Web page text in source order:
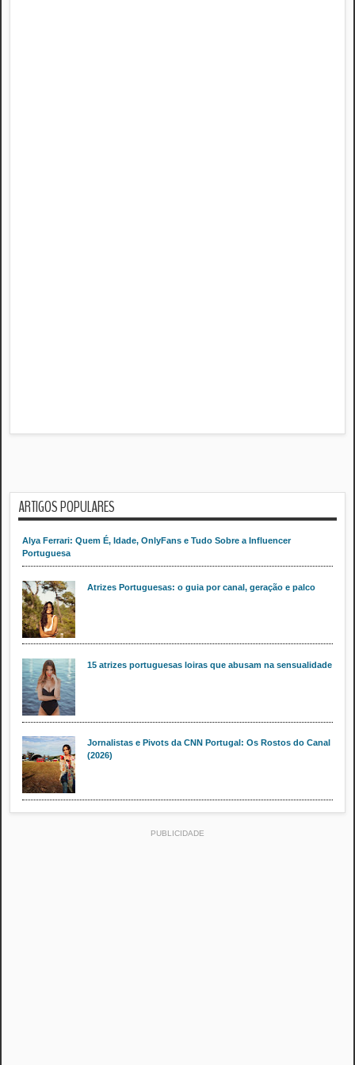
ARTIGOS POPULARES
Alya Ferrari: Quem É, Idade, OnlyFans e Tudo Sobre a Influencer
Portuguesa
Atrizes Portuguesas: o guia por canal, geração e palco
15 atrizes portuguesas loiras que abusam na sensualidade
Jornalistas e Pivots da CNN Portugal: Os Rostos do Canal
(2026)
PUBLICIDADE